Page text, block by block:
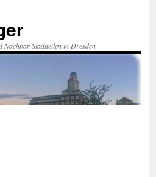
Nachbar-Stadtteilen in Dresden